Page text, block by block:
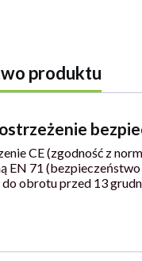
produktu
CE (zgodność z
EN 71
obrotu przed 13